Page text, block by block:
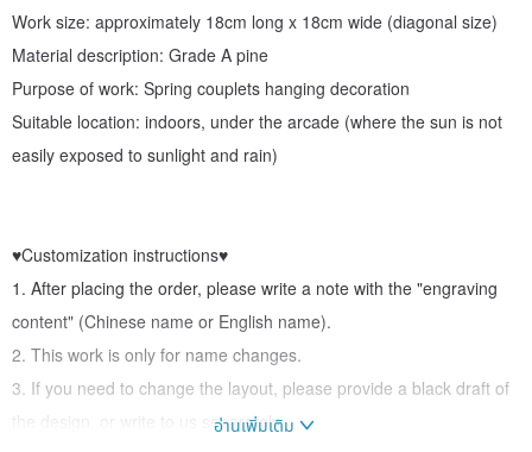
Work size: approximately 18cm long x 18cm wide (diagonal size)
Material description: Grade A pine
Purpose of work: Spring couplets hanging decoration
Suitable location: indoors, under the arcade (where the sun is not
easily exposed to sunlight and rain)
♥Customization instructions♥
1. After placing the order, please write a note with the "engraving
content" (Chinese name or English name).
2. This work is only for name changes.
3. If you need to change the layout, please provide a black draft of
the design, or write to us separately.
อ่านเพิ่มเติม